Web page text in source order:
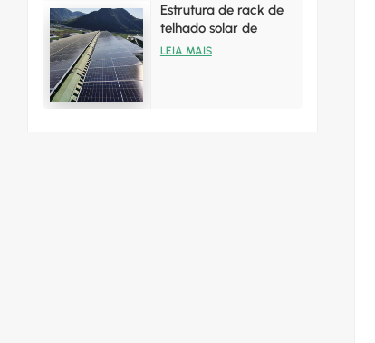
Estrutura de rack de
telhado solar de
alumínio para
LEIA MAIS